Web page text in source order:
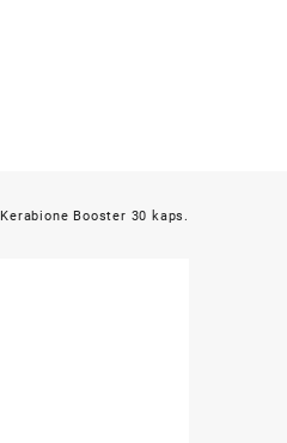
Kerabione Booster 30 kaps.